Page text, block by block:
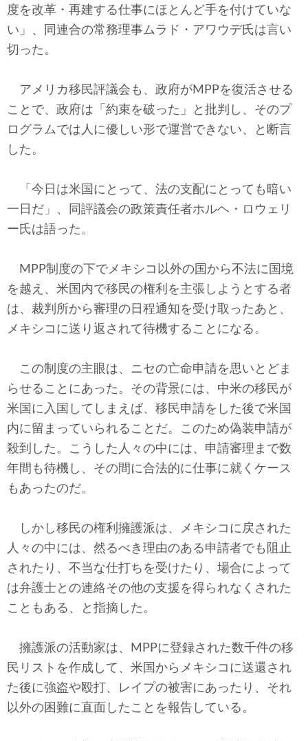
度を改革・再建する仕事にほとんど手を付けていな
い」、同連合の常務理事ムラド・アワウデ氏は言い
切った。
アメリカ移民評議会も、政府がMPPを復活させる
ことで、政府は「約束を破った」と批判し、そのプ
ログラムでは人に優しい形で運営できない、と断言
した。
「今日は米国にとって、法の支配にとっても暗い
一日だ」、同評議会の政策責任者ホルヘ・ロウェリ
ー氏は語った。
MPP制度の下でメキシコ以外の国から不法に国境
を越え、米国内で移民の権利を主張しようとする者
は、裁判所から審理の日程通知を受け取ったあと、
メキシコに送り返されて待機することになる。
この制度の主眼は、ニセの亡命申請を思いとどま
らせることにあった。その背景には、中米の移民が
米国に入国してしまえば、移民申請をした後で米国
内に留まっていられることだ。このため偽装申請が
殺到した。こうした人々の中には、申請審理まで数
年間も待機し、その間に合法的に仕事に就くケース
もあったのだ。
しかし移民の権利擁護派は、メキシコに戻された
人々の中には、然るべき理由のある申請者でも阻止
されたり、不当な仕打ちを受けたり、場合によって
は弁護士との連絡その他の支援を得られなくされた
こともある、と指摘した。
擁護派の活動家は、MPPに登録された数千件の移
民リストを作成して、米国からメキシコに送還され
た後に強盗や殴打、レイプの被害にあったり、それ
以外の困難に直面したことを報告している。